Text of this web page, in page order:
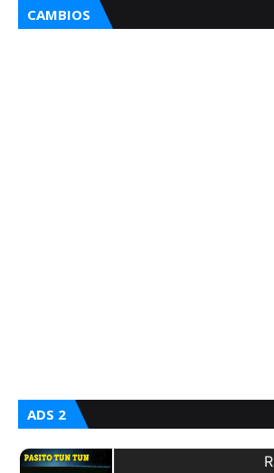
CAMBIOS
ADS 2